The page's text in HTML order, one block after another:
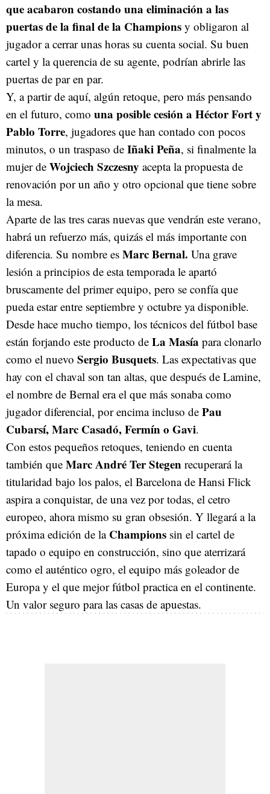
que acabaron costando una eliminación a las
puertas de la final de la Champions y obligaron al
jugador a cerrar unas horas su cuenta social. Su buen
cartel y la querencia de su agente, podrían abrirle las
puertas de par en par.
Y, a partir de aquí, algún retoque, pero más pensando
en el futuro, como una posible cesión a Héctor Fort y
Pablo Torre, jugadores que han contado con pocos
minutos, o un traspaso de Iñaki Peña, si finalmente la
mujer de Wojciech Szczesny acepta la propuesta de
renovación por un año y otro opcional que tiene sobre
la mesa.
Aparte de las tres caras nuevas que vendrán este verano,
habrá un refuerzo más, quizás el más importante con
diferencia. Su nombre es Marc Bernal. Una grave
lesión a principios de esta temporada le apartó
bruscamente del primer equipo, pero se confía que
pueda estar entre septiembre y octubre ya disponible.
Desde hace mucho tiempo, los técnicos del fútbol base
están forjando este producto de La Masía para clonarlo
como el nuevo Sergio Busquets. Las expectativas que
hay con el chaval son tan altas, que después de Lamine,
el nombre de Bernal era el que más sonaba como
jugador diferencial, por encima incluso de Pau
Cubarsí, Marc Casadó, Fermín o Gavi.
Con estos pequeños retoques, teniendo en cuenta
también que Marc André Ter Stegen recuperará la
titularidad bajo los palos, el Barcelona de Hansi Flick
aspira a conquistar, de una vez por todas, el cetro
europeo, ahora mismo su gran obsesión. Y llegará a la
próxima edición de la Champions sin el cartel de
tapado o equipo en construcción, sino que aterrizará
como el auténtico ogro, el equipo más goleador de
Europa y el que mejor fútbol practica en el continente.
Un valor seguro para las casas de apuestas.